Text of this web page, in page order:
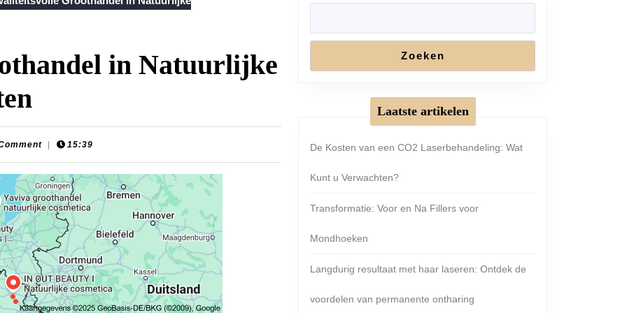
in Natuurlijke
15:39
Zoeken
Laatste artikelen
De Kosten van een CO2 Laserbehandeling: Wat
Kunt u Verwachten?
Transformatie: Voor en Na Fillers voor
Mondhoeken
Langdurig resultaat met haar laseren: Ontdek de
voordelen van permanente ontharing